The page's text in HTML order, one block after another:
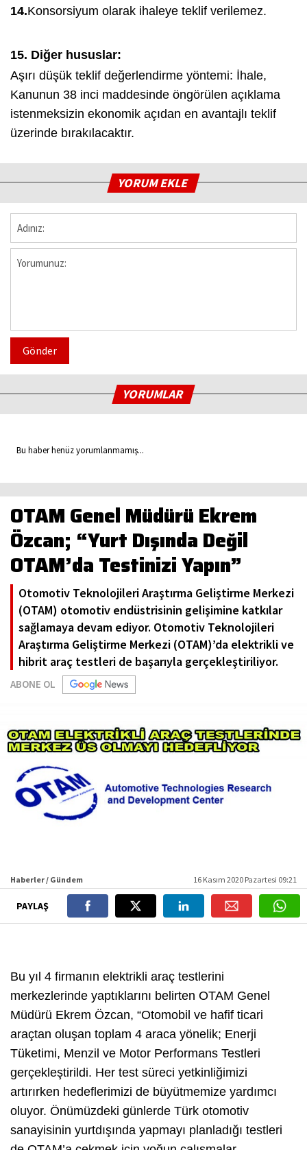
14.Konsorsiyum olarak ihaleye teklif verilemez.
15. Diğer hususlar:
Aşırı düşük teklif değerlendirme yöntemi: İhale,
Kanunun 38 inci maddesinde öngörülen açıklama
istenmeksizin ekonomik açıdan en avantajlı teklif
üzerinde bırakılacaktır.
YORUM EKLE
Gönder
YORUMLAR
Bu haber henüz yorumlanmamış...
OTAM Genel Müdürü Ekrem
Özcan; “Yurt Dışında Değil
OTAM’da Testinizi Yapın”
Otomotiv Teknolojileri Araştırma Geliştirme Merkezi
(OTAM) otomotiv endüstrisinin gelişimine katkılar
sağlamaya devam ediyor. Otomotiv Teknolojileri
Araştırma Geliştirme Merkezi (OTAM)’da elektrikli ve
hibrit araç testleri de başarıyla gerçekleştiriliyor.
ABONE OL
Haberler / Gündem 16 Kasım 2020 Pazartesi 09:21
PAYLAŞ
Bu yıl 4 firmanın elektrikli araç testlerini
merkezlerinde yaptıklarını belirten OTAM Genel
Müdürü Ekrem Özcan, “Otomobil ve hafif ticari
araçtan oluşan toplam 4 araca yönelik; Enerji
Tüketimi, Menzil ve Motor Performans Testleri
gerçekleştirildi. Her test süreci yetkinliğimizi
artırırken hedeflerimizi de büyütmemize yardımcı
oluyor. Önümüzdeki günlerde Türk otomotiv
sanayisinin yurtdışında yapmayı planladığı testleri